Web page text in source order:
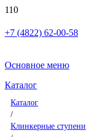
+7 (4822) 62-00-58
Основное меню
Каталог
Каталог
/
Клинкерные ступени